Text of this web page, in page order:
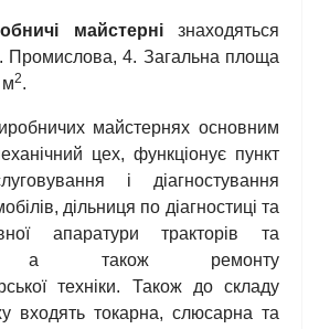
майстернізнаходяться
Промислова, 4. Загальна площа
м2.
майстернях основним
цех, функціонує пункт
і діагностування
дільниця по діагностиці та
апаратури тракторів та
а також ремонту
техніки. Також до складу
входять токарна, слюсарна та